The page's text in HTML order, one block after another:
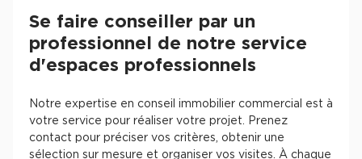
Se faire conseiller par un
professionnel de notre service
d'espaces professionnels
Notre expertise en conseil immobilier commercial est à
votre service pour réaliser votre projet. Prenez
contact pour préciser vos critères, obtenir une
sélection sur mesure et organiser vos visites. À chaque